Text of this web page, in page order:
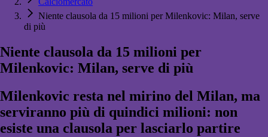
Niente clausola da 15 milioni per Milenkovic: Milan, serve
di più
Niente clausola da 15 milioni per
Milenkovic: Milan, serve di più
Milenkovic resta nel mirino del Milan, ma
serviranno più di quindici milioni: non
esiste una clausola per lasciarlo partire